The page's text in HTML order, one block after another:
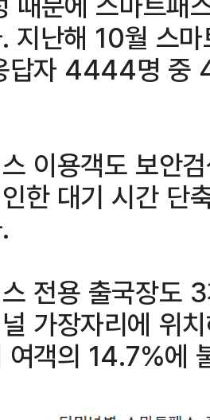
지난해 10월 스
답자 4444명 중
이용객도 보안
한 대기 시간 단
전용 출국장도
가장자리에 위
여객의 14.7%에